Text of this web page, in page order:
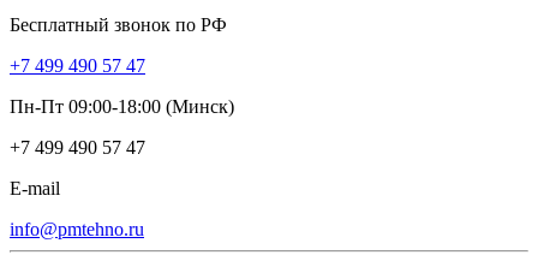
Бесплатный звонок по РФ
+7 499 490 57 47
Пн-Пт 09:00-18:00 (Минск)
+7 499 490 57 47
E-mail
info@pmtehno.ru